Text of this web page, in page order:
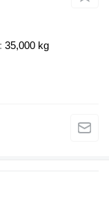
35,000 kg